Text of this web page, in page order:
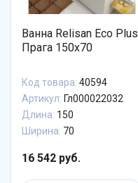
Ванна Relisan Eco Plus
Прага 150х70
Код товара: 40594
Артикул: Гл000022032
Длина: 150
Ширина: 70
16 542 руб.